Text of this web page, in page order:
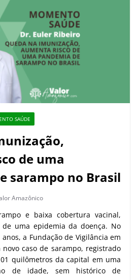
SAÚDE
de uma
sarampo no Brasil
Amazônico
e baixa cobertura vacinal,
uma epidemia da doença. No
a Fundação de Vigilância em
caso de sarampo, registrado
quilômetros da capital em uma
de idade, sem histórico de